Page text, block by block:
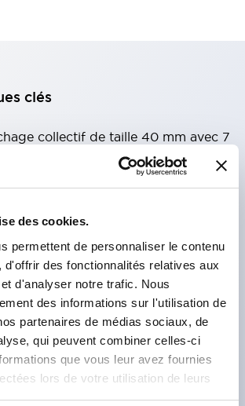
des cookies.
permettent de personnaliser le contenu
d'offrir des fonctionnalités relatives aux
d'analyser notre trafic. Nous
des informations sur l'utilisation de
partenaires de médias sociaux, de
qui peuvent combiner celles-ci
que vous leur avez fournies
lors de votre utilisation de leurs
clés
collectif de taille 40 mm avec 7
lumineuses au choix.
variable pour une meilleure
intensité.
de câblage grâce à la
SS, intégration du couvercle de
et structure anti-chute des vis.
support de liaison avec couvercle,
d'un couvercle de protection
électriques. (Lors de l'utilisation